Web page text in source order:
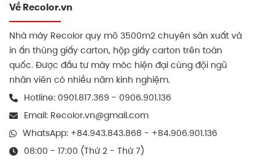
Về Recolor.vn
Nhà máy Recolor quy mô 3500m2 chuyên sản xuất và
in ấn thùng giấy carton, hộp giấy carton trên toàn
quốc. Được đầu tư máy móc hiện đại cùng đội ngũ
nhân viên có nhiều năm kinh nghiệm.
Hotline: 0901.817.369 - 0906.901.136
Email: Recolor.vn@gmail.com
WhatsApp: +84.943.843.868 - +84.906.901.136
08:00 - 17:00 (Thứ 2 - Thứ 7)